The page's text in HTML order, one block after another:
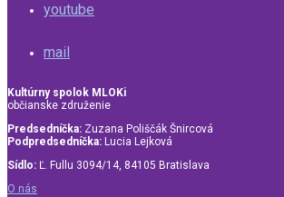
youtube
mail
Kultúrny spolok MLOKi
občianske združenie
Predsedníčka: Zuzana Poliščák Šnircová
Podpredsedníčka: Lucia Lejková
Sídlo: Ľ. Fullu 3094/14, 84105 Bratislava
O nás